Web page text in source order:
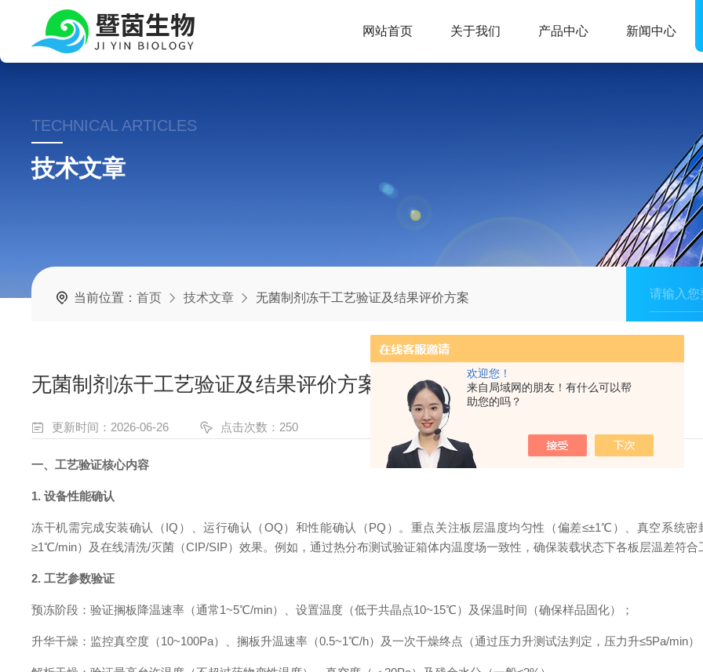
欢迎您！
来自局域网的朋友！有什么可以帮
助您的吗？
网站首页 关于我们 产品中心 新闻中心
TECHNICAL ARTICLES
技术文章
当前位置：首页 技术文章 无菌制剂冻干工艺验证及结果评价方案
无菌制剂冻干工艺验证及结果评价方案
更新时间：2026-06-26 点击次数：250
一、工艺验证核心内容
1. 设备性能确认
冻干机需完成安装确认（IQ）、运行确认（OQ）和性能确认（PQ）。重点关注板层温度均匀性（偏差≤±1℃）、真空系统密
≥1℃/min）及在线清洗/灭菌（CIP/SIP）效果。例如，通过热分布测试验证箱体内温度场一致性，确保装载状态下各板层温差符合
2. 工艺参数验证
预冻阶段：验证搁板降温速率（通常1~5℃/min）、设置温度（低于共晶点10~15℃）及保温时间（确保样品固化）；
升华干燥：监控真空度（10~100Pa）、搁板升温速率（0.5~1℃/h）及一次干燥终点（通过压力升测试法判定，压力升≤5Pa/min）